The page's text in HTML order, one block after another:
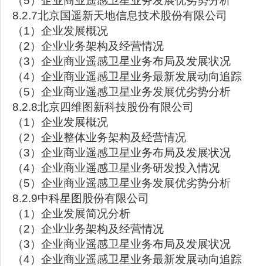
8.2.7北京国遥新天地信息技术股份有限公司
（1）企业发展概况
（2）企业业务架构及经营情况
（3）企业商业遥感卫星业务布局及发展状况
（4）企业商业遥感卫星业务最新发展动向追踪
（5）企业商业遥感卫星业务发展优劣势分析
8.2.8北京四维图新科技股份有限公司
（1）企业发展概况
（2）企业整体业务架构及经营情况
（3）企业商业遥感卫星业务布局及发展状况
（4）企业商业遥感卫星业务研发投入情况
（5）企业商业遥感卫星业务发展优劣势分析
8.2.9中科星图股份有限公司
（1）企业发展简况分析
（2）企业业务架构及经营情况
（3）企业商业遥感卫星业务布局及发展状况
（4）企业商业遥感卫星业务最新发展动向追踪